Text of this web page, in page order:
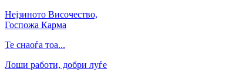
Нејзиното Височество,
Госпожа Карма
Те снаоѓа тоа...
Лоши работи, добри луѓе